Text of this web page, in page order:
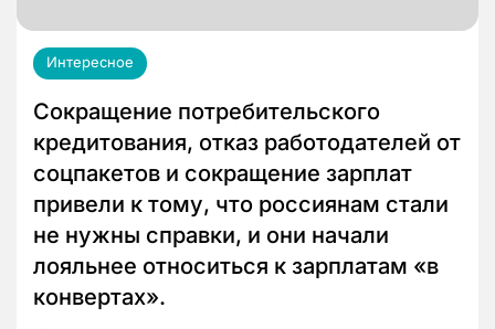
Интересное
Сокращение потребительского
кредитования, отказ работодателей от
соцпакетов и сокращение зарплат
привели к тому, что россиянам стали
не нужны справки, и они начали
лояльнее относиться к зарплатам «в
конвертах».